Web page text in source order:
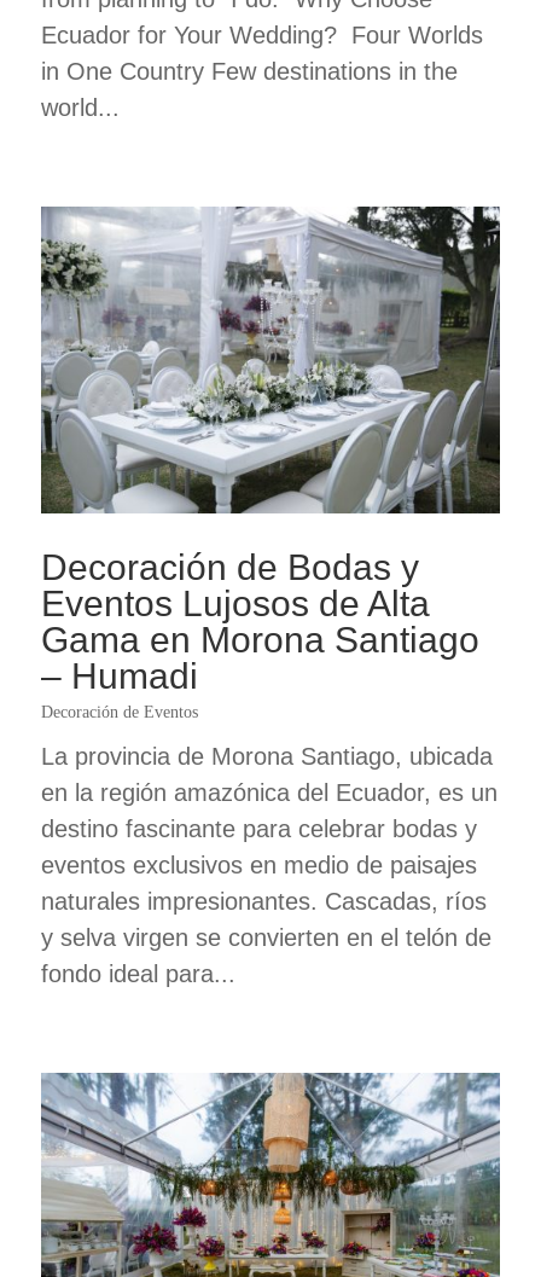
Ecuador for Your Wedding? Four Worlds
in One Country Few destinations in the
world...
Decoración de Bodas y
Eventos Lujosos de Alta
Gama en Morona Santiago
– Humadi
Decoración de Eventos
La provincia de Morona Santiago, ubicada
en la región amazónica del Ecuador, es un
destino fascinante para celebrar bodas y
eventos exclusivos en medio de paisajes
naturales impresionantes. Cascadas, ríos
y selva virgen se convierten en el telón de
fondo ideal para...